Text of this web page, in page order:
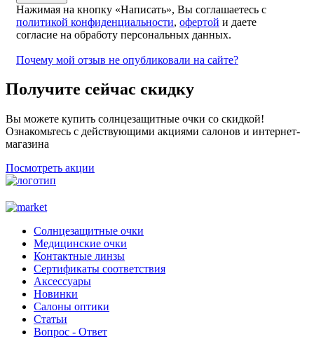
Нажимая на кнопку «Написать», Вы соглашаетесь с
политикой конфиденциальности, офертой и даете
согласие на обработу персональных данных.
Почему мой отзыв не опубликовали на сайте?
Получите сейчас скидку
Вы можете купить солнцезащитные очки со скидкой!
Ознакомьтесь с действующими акциями салонов и интернет-
магазина
Посмотреть акции
Солнцезащитные очки
Медицинские очки
Контактные линзы
Сертификаты соответствия
Аксессуары
Новинки
Салоны оптики
Статьи
Вопрос - Ответ